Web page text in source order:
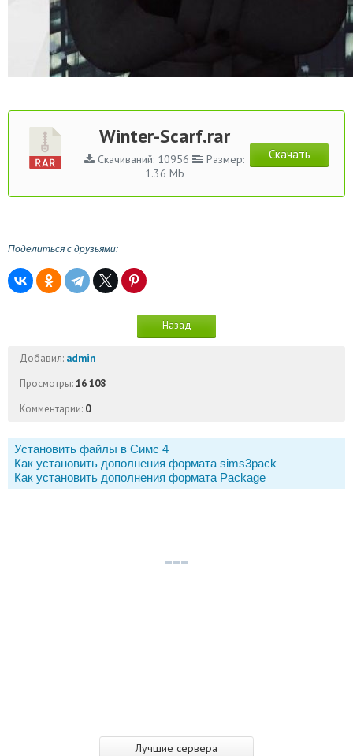
Лучшие сервера
Winter-Scarf.rar
Скачиваний: 10956
Размер:
1.36 Mb
Скачать
Поделиться с друзьями:
Назад
Добавил: admin
Просмотры:16 108
Комментарии: 0
Установить файлы в Симс 4
Как установить дополнения формата sims3pack
Как установить дополнения формата Package